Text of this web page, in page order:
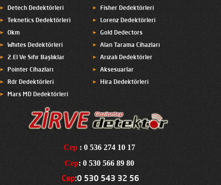
Detech Dedektörleri Fisher Dedektörleri
Teknetics Dedektörleri Lorenz Dedektörleri
Okm Gold Dedectors
Whıtes Dedektörleri Alan Tarama Cihazları
2.El Ve Sıfır Başlıklar Arızalı Dedektörler
Pointer Cihazları Aksesuarlar
Rdr Dedektörleri Hira Dedektörleri
Mars MD Dedektörleri
Cep : 0 536 274 10 17
Cep: 0 530 566 89 80
Cep:0 530 543 32 56